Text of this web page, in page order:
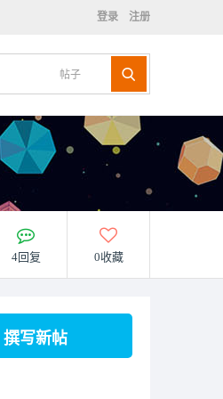
登录 注册
帖子
4回复 0收藏
撰写新帖